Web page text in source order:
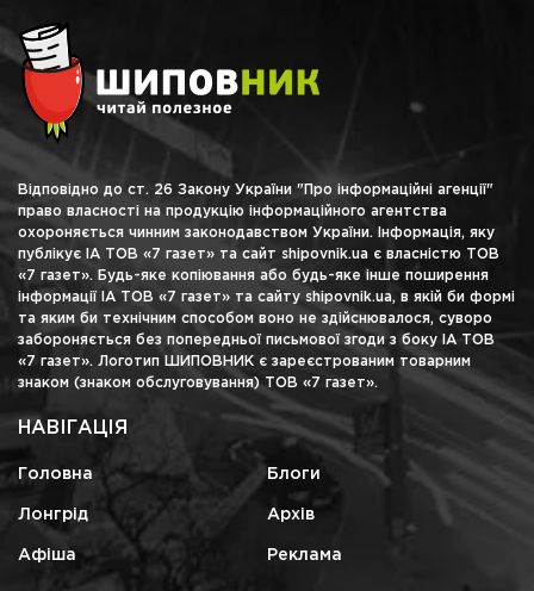
Відповідно до ст. 26 Закону України "Про інформаційні агенції"
право власності на продукцію інформаційного агентства
охороняється чинним законодавством України. Інформація, яку
публікує ІА ТОВ «7 газет» та сайт shipovnik.ua є власністю ТОВ
«7 газет». Будь-яке копіювання або будь-яке інше поширення
інформації ІА ТОВ «7 газет» та сайту shipovnik.ua, в якій би формі
та яким би технічним способом воно не здійснювалося, суворо
забороняється без попередньої письмової згоди з боку ІА ТОВ
«7 газет». Логотип ШИПОВНИК є зареєстрованим товарним
знаком (знаком обслуговування) ТОВ «7 газет».
НАВІГАЦІЯ
Головна Блоги
Лонгрід Архів
Афіша Реклама